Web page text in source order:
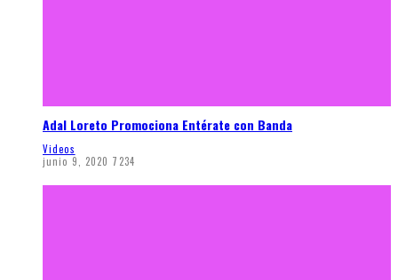
Adal Loreto Promociona Entérate con Banda
Videos
junio 9, 2020 7234